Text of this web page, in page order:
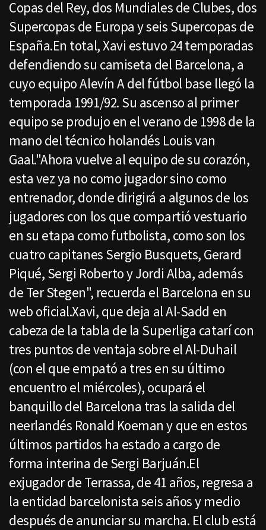
Copas del Rey, dos Mundiales de Clubes, dos
Supercopas de Europa y seis Supercopas de
España.En total, Xavi estuvo 24 temporadas
defendiendo su camiseta del Barcelona, a
cuyo equipo Alevín A del fútbol base llegó la
temporada 1991/92. Su ascenso al primer
equipo se produjo en el verano de 1998 de la
mano del técnico holandés Louis van
Gaal."Ahora vuelve al equipo de su corazón,
esta vez ya no como jugador sino como
entrenador, donde dirigirá a algunos de los
jugadores con los que compartió vestuario
en su etapa como futbolista, como son los
cuatro capitanes Sergio Busquets, Gerard
Piqué, Sergi Roberto y Jordi Alba, además
de Ter Stegen", recuerda el Barcelona en su
web oficial.Xavi, que deja al Al-Sadd en
cabeza de la tabla de la Superliga catarí con
tres puntos de ventaja sobre el Al-Duhail
(con el que empató a tres en su último
encuentro el miércoles), ocupará el
banquillo del Barcelona tras la salida del
neerlandés Ronald Koeman y que en estos
últimos partidos ha estado a cargo de
forma interina de Sergi Barjuán.El
exjugador de Terrassa, de 41 años, regresa a
la entidad barcelonista seis años y medio
después de anunciar su marcha. El club está